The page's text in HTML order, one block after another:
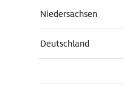
Niedersachsen
Deutschland